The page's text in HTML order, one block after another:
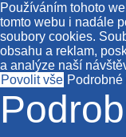
Používáním tohoto
tomto webu i nadále
soubory cookies.
obsahu a reklam,
a analýze naší
Povolit vše